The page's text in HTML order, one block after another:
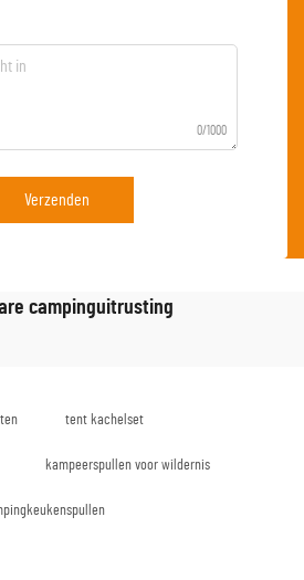
0/1000
Verzenden
campinguitrusting
tent kachelset
kampeerspullen voor wildernis